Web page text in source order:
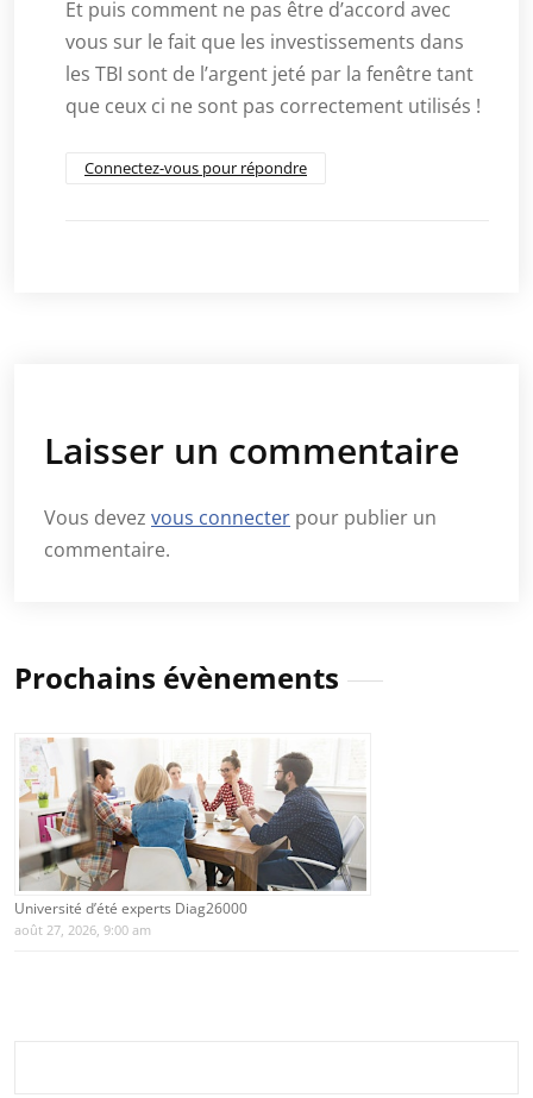
Et puis comment ne pas être d’accord avec
vous sur le fait que les investissements dans
les TBI sont de l’argent jeté par la fenêtre tant
que ceux ci ne sont pas correctement utilisés !
Connectez-vous pour répondre
Laisser un commentaire
Vous devez vous connecter pour publier un
commentaire.
Prochains évènements
Université d’été experts Diag26000
août 27, 2026, 9:00 am